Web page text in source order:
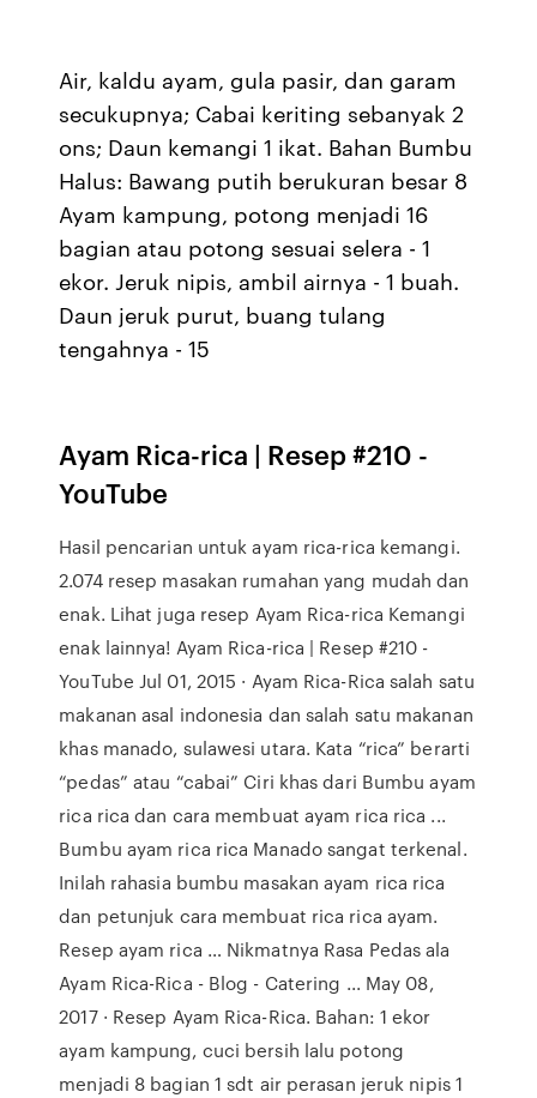
Air, kaldu ayam, gula pasir, dan garam
secukupnya; Cabai keriting sebanyak 2
ons; Daun kemangi 1 ikat. Bahan Bumbu
Halus: Bawang putih berukuran besar 8
Ayam kampung, potong menjadi 16
bagian atau potong sesuai selera - 1
ekor. Jeruk nipis, ambil airnya - 1 buah.
Daun jeruk purut, buang tulang
tengahnya - 15
Ayam Rica-rica | Resep #210 -
YouTube
Hasil pencarian untuk ayam rica-rica kemangi.
2.074 resep masakan rumahan yang mudah dan
enak. Lihat juga resep Ayam Rica-rica Kemangi
enak lainnya! Ayam Rica-rica | Resep #210 -
YouTube Jul 01, 2015 · Ayam Rica-Rica salah satu
makanan asal indonesia dan salah satu makanan
khas manado, sulawesi utara. Kata “rica” berarti
“pedas” atau “cabai” Ciri khas dari Bumbu ayam
rica rica dan cara membuat ayam rica rica ...
Bumbu ayam rica rica Manado sangat terkenal.
Inilah rahasia bumbu masakan ayam rica rica
dan petunjuk cara membuat rica rica ayam.
Resep ayam rica … Nikmatnya Rasa Pedas ala
Ayam Rica-Rica - Blog - Catering ... May 08,
2017 · Resep Ayam Rica-Rica. Bahan: 1 ekor
ayam kampung, cuci bersih lalu potong
menjadi 8 bagian 1 sdt air perasan jeruk nipis 1